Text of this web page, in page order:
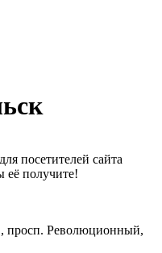
посетителей сайта
получите!
просп. Революционный,